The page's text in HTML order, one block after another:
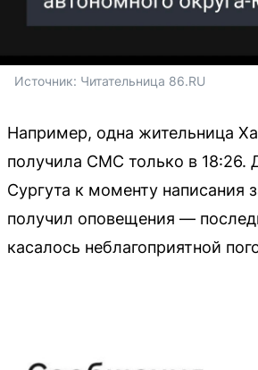
Источник: Читательница 86.RU
Например, одна жительница
получила СМС только в 18:26.
Сургута к моменту написания
получил оповещения —
касалось неблагоприятной